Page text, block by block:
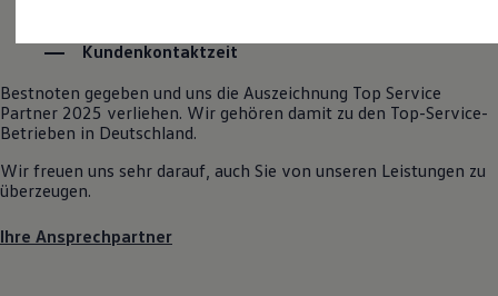
Kostensimulator
Autonomes Fahren
Online Beratung
California Welt
California Club
California Magazin & Ratgeber
Vanlife
California Reisen & Erlebnisse
Kundenkontaktzeit
Bestnoten gegeben und uns die Auszeichnung Top Service
Partner 2025 verliehen. Wir gehören damit zu den Top-Service-
Betrieben in Deutschland.
Wir freuen uns sehr darauf, auch Sie von unseren Leistungen zu
überzeugen.
Ihre Ansprechpartner